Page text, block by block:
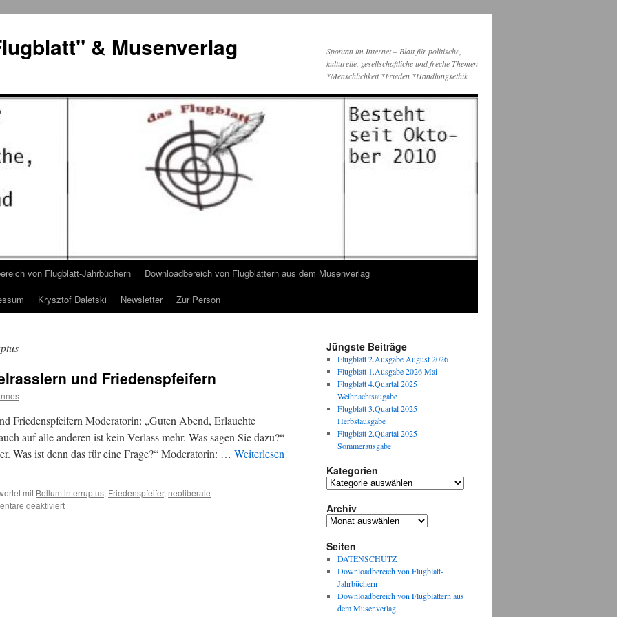
& Musenverlag
Spontan im Internet – Blatt für politische,
kulturelle, gesellschaftliche und freche Themen
*Menschlichkeit *Frieden *Handlungsethik
von Flugblatt-Jahrbüchern
Downloadbereich von Flugblättern aus dem Musenverlag
Krysztof Daletski Newsletter Zur Person
und Friedenspfeifern
Friedenspfeifern Moderatorin: „Guten Abend, Erlauchte
auf alle anderen ist kein Verlass mehr. Was sagen Sie dazu?“
Was ist denn das für eine Frage?“ Moderatorin: … Weiterlesen
mit Bellum interruptus, Friedenspfeifer, neoliberale
deaktiviertfür
Jüngste Beiträge
Flugblatt 2.Ausgabe August 2026
Flugblatt 1.Ausgabe 2026 Mai
Flugblatt 4.Quartal 2025
Weihnachtsaugabe
Flugblatt 3.Quartal 2025
Herbstausgabe
Flugblatt 2.Quartal 2025
Sommerausgabe
Kategorien
Kategorien
Archiv
Archiv
Seiten
DATENSCHUTZ
Downloadbereich von Flugblatt-
Jahrbüchern
Downloadbereich von Flugblättern aus
dem Musenverlag